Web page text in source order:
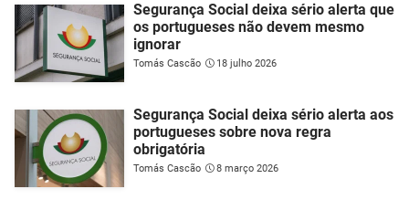
Segurança Social deixa sério alerta que
os portugueses não devem mesmo
ignorar
Tomás Cascão 18 julho 2026
Segurança Social deixa sério alerta aos
portugueses sobre nova regra
obrigatória
Tomás Cascão 8 março 2026